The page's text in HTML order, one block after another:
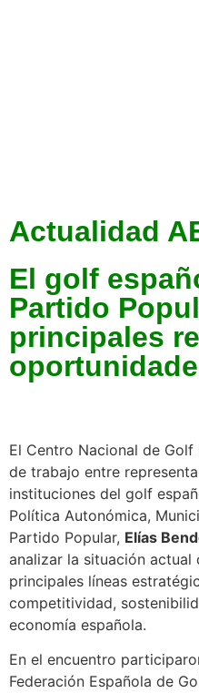
Actualidad
El golf
Partido
principales
El Centro Nacional de
de trabajo entre
instituciones del golf
Política Autonómica,
Partido Popular, Elías
analizar la situación
principales líneas
competitividad,
economía española.
En el encuentro
Federación Española de